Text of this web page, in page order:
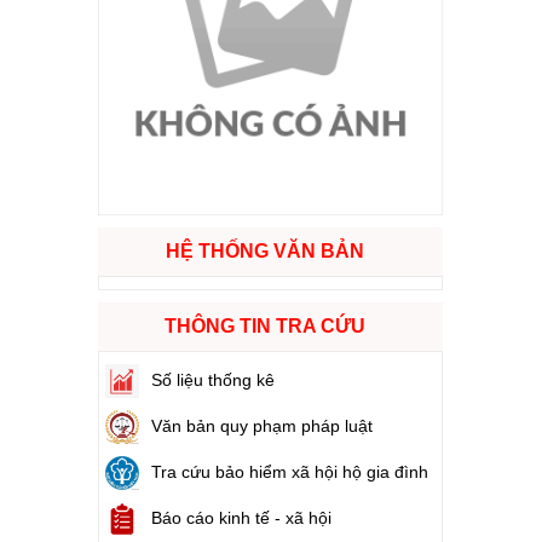
XVI và đại biểu Hội đồng nhân dân các cấp nhiệm kỳ 2026 - 2031
HỆ THỐNG VĂN BẢN
THÔNG TIN TRA CỨU
Số liệu thống kê
Văn bản quy phạm pháp luật
Tra cứu bảo hiểm xã hội hộ gia đình
Báo cáo kinh tế - xã hội